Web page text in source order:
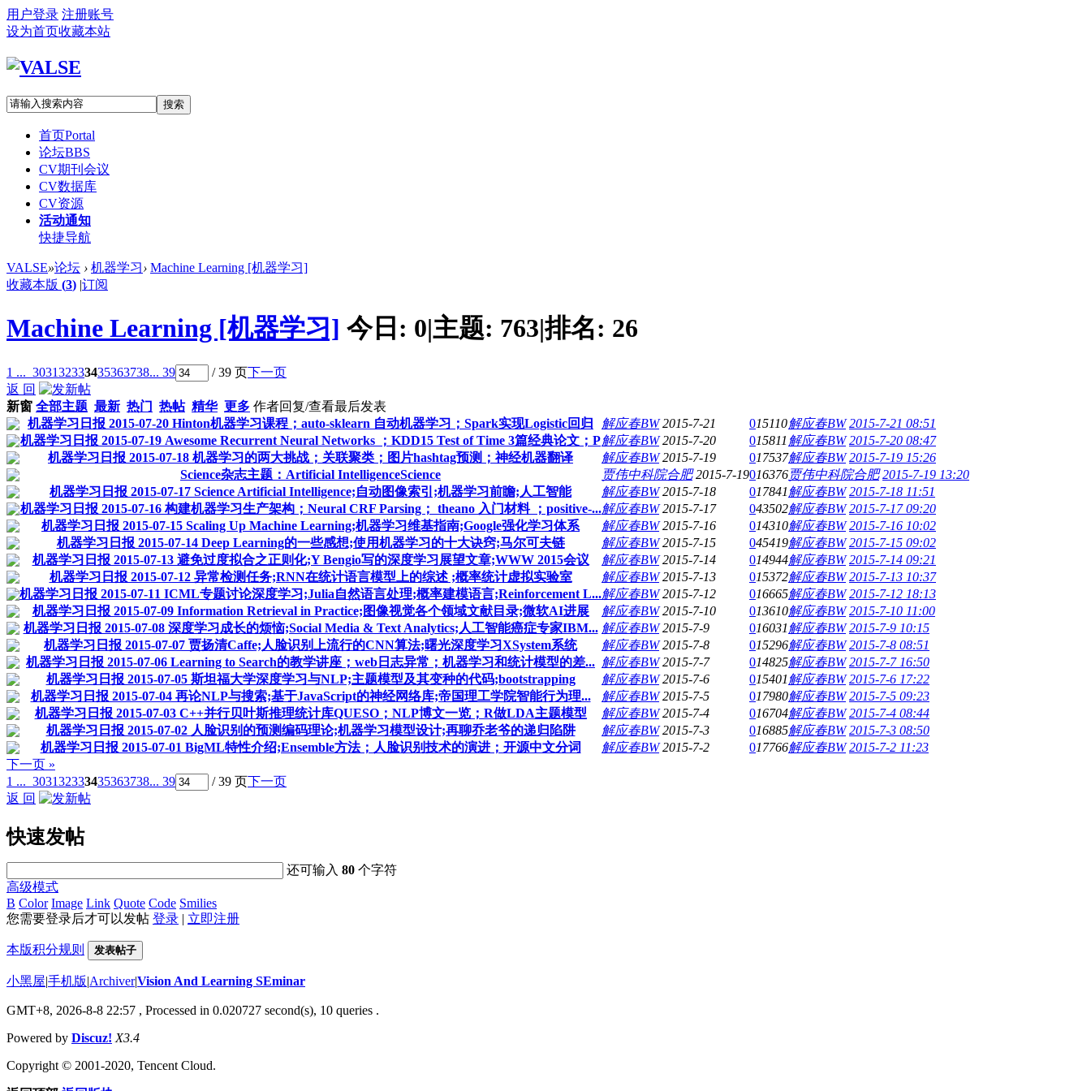
用户登录 注册账号
设为首页收藏本站
搜索
首页Portal
论坛BBS
CV期刊会议
CV数据库
CV资源
活动通知
快捷导航
VALSE»论坛 › 机器学习› Machine Learning [机器学习]
收藏本版 (3) |订阅
Machine Learning [机器学习] 今日: 0|主题: 763|排名: 26
1 ... 303132333435363738... 39 / 39 页下一页
返 回
新窗 全部主题 最新 热门 热帖 精华 更多 作者回复/查看最后发表
机器学习日报 2015-07-20 Hinton机器学习课程；auto-sklearn 自动机器学习；Spark实现Logistic回归
解应春BW 2015-7-21 015110解应春BW 2015-7-21 08:51
机器学习日报 2015-07-19 Awesome Recurrent Neural Networks ；KDD15 Test of Time 3篇经典论文；P解应春BW 2015-7-20 015811 解应春BW 2015-7-20 08:47
机器学习日报 2015-07-18 机器学习的两大挑战；关联聚类；图片hashtag预测；神经机器翻译
解应春BW 2015-7-19 017537解应春BW 2015-7-19 15:26
Science杂志主题：Artificial IntelligenceScience
贾伟中科院合肥 2015-7-19016376贾伟中科院合肥 2015-7-19 13:20
机器学习日报 2015-07-17 Science Artificial Intelligence;自动图像索引;机器学习前瞻;人工智能
解应春BW 2015-7-18 017841 解应春BW 2015-7-18 11:51
机器学习日报 2015-07-16 构建机器学习生产架构；Neural CRF Parsing； theano 入门材料 ；positive-...解应春BW 2015-7-17 043502解应春BW 2015-7-17 09:20
机器学习日报 2015-07-15 Scaling Up Machine Learning;机器学习维基指南;Google强化学习体系
解应春BW 2015-7-16 014310解应春BW 2015-7-16 10:02
机器学习日报 2015-07-14 Deep Learning的一些感想;使用机器学习的十大诀窍;马尔可夫链
解应春BW 2015-7-15 045419解应春BW 2015-7-15 09:02
机器学习日报 2015-07-13 避免过度拟合之正则化;Y Bengio写的深度学习展望文章;WWW 2015会议
解应春BW 2015-7-14 014944解应春BW 2015-7-14 09:21
机器学习日报 2015-07-12 异常检测任务;RNN在统计语言模型上的综述 ;概率统计虚拟实验室
解应春BW 2015-7-13 015372解应春BW 2015-7-13 10:37
机器学习日报 2015-07-11 ICML专题讨论深度学习;Julia自然语言处理;概率建模语言;Reinforcement L...解应春BW 2015-7-12 016665解应春BW 2015-7-12 18:13
机器学习日报 2015-07-09 Information Retrieval in Practice;图像视觉各个领域文献目录;微软AI进展
解应春BW 2015-7-10 013610解应春BW 2015-7-10 11:00
机器学习日报 2015-07-08 深度学习成长的烦恼;Social Media & Text Analytics;人工智能癌症专家IBM... 解应春BW 2015-7-9 016031 解应春BW 2015-7-9 10:15
机器学习日报 2015-07-07 贾扬清Caffe;人脸识别上流行的CNN算法;曙光深度学习XSystem系统
解应春BW 2015-7-8 015296解应春BW 2015-7-8 08:51
机器学习日报 2015-07-06 Learning to Search的教学讲座；web日志异常；机器学习和统计模型的差... 解应春BW 2015-7-7 014825解应春BW 2015-7-7 16:50
机器学习日报 2015-07-05 斯坦福大学深度学习与NLP;主题模型及其变种的代码;bootstrapping
解应春BW 2015-7-6 015401 解应春BW 2015-7-6 17:22
机器学习日报 2015-07-04 再论NLP与搜索;基于JavaScript的神经网络库;帝国理工学院智能行为理...
解应春BW 2015-7-5 017980解应春BW 2015-7-5 09:23
机器学习日报 2015-07-03 C++并行贝叶斯推理统计库QUESO；NLP博文一览；R做LDA主题模型
解应春BW 2015-7-4 016704解应春BW 2015-7-4 08:44
机器学习日报 2015-07-02 人脸识别的预测编码理论;机器学习模型设计;再聊乔老爷的递归陷阱
解应春BW 2015-7-3 016885解应春BW 2015-7-3 08:50
机器学习日报 2015-07-01 BigML特性介绍;Ensemble方法；人脸识别技术的演进；开源中文分词
解应春BW 2015-7-2 017766解应春BW 2015-7-2 11:23
下一页 »
1 ... 303132333435363738... 39 / 39 页下一页
返 回
快速发帖
还可输入80 个字符
高级模式
B Color Image Link Quote Code Smilies
您需要登录后才可以发帖 登录 | 立即注册
本版积分规则 发表帖子
小黑屋|手机版|Archiver|Vision And Learning SEminar
GMT+8, 2026-8-8 22:57 , Processed in 0.020727 second(s), 10 queries .
Powered by Discuz! X3.4
Copyright © 2001-2020, Tencent Cloud.